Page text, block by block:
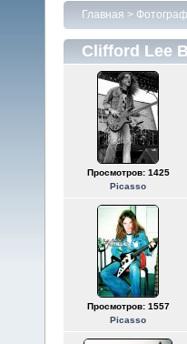
Главная >
Clifford Lee
Просмотров: 1425
Picasso
Просмотров: 1557
Picasso